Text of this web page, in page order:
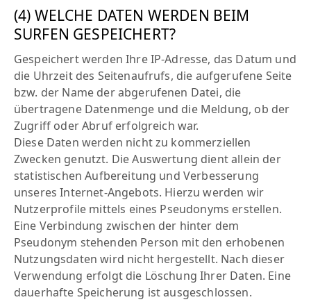
(4) WELCHE DATEN WERDEN BEIM
SURFEN GESPEICHERT?
Gespeichert werden Ihre IP-Adresse, das Datum und
die Uhrzeit des Seitenaufrufs, die aufgerufene Seite
bzw. der Name der abgerufenen Datei, die
übertragene Datenmenge und die Meldung, ob der
Zugriff oder Abruf erfolgreich war.
Diese Daten werden nicht zu kommerziellen
Zwecken genutzt. Die Auswertung dient allein der
statistischen Aufbereitung und Verbesserung
unseres Internet-Angebots. Hierzu werden wir
Nutzerprofile mittels eines Pseudonyms erstellen.
Eine Verbindung zwischen der hinter dem
Pseudonym stehenden Person mit den erhobenen
Nutzungsdaten wird nicht hergestellt. Nach dieser
Verwendung erfolgt die Löschung Ihrer Daten. Eine
dauerhafte Speicherung ist ausgeschlossen.